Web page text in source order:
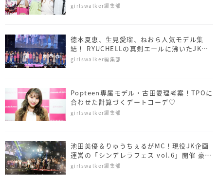
girlswalker編集部
徳本夏恵、生見愛瑠、ねおら人気モデル集
結！ RYUCHELLの真剣エールに沸いたJK限
定「シンデレラフェスvol.6」
girlswalker編集部
Popteen専属モデル・古田愛理考案！TPOに
合わせた計算づくデートコーデ♡
girlswalker編集部
池田美優＆りゅうちぇるがMC！現役JK企画
運営の「シンデレラフェス vol.6」開催 豪華
ゲスト集結
girlswalker編集部